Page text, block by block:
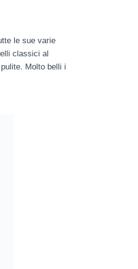
le sue varie
classici al
Molto belli i